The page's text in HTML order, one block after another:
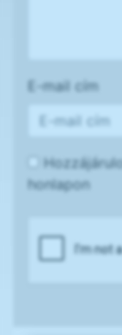
E-mail cím
honlapon